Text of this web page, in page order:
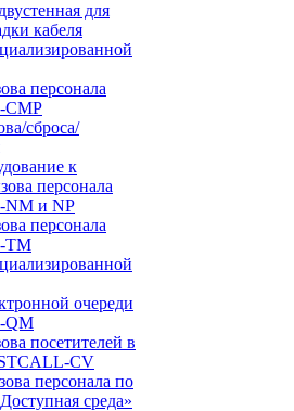
для
кабеля
персонала
CMP
сброса/
к
персонала
и NP
персонала
TM
очереди
QM
посетителей в
CV
персонала по
среда»